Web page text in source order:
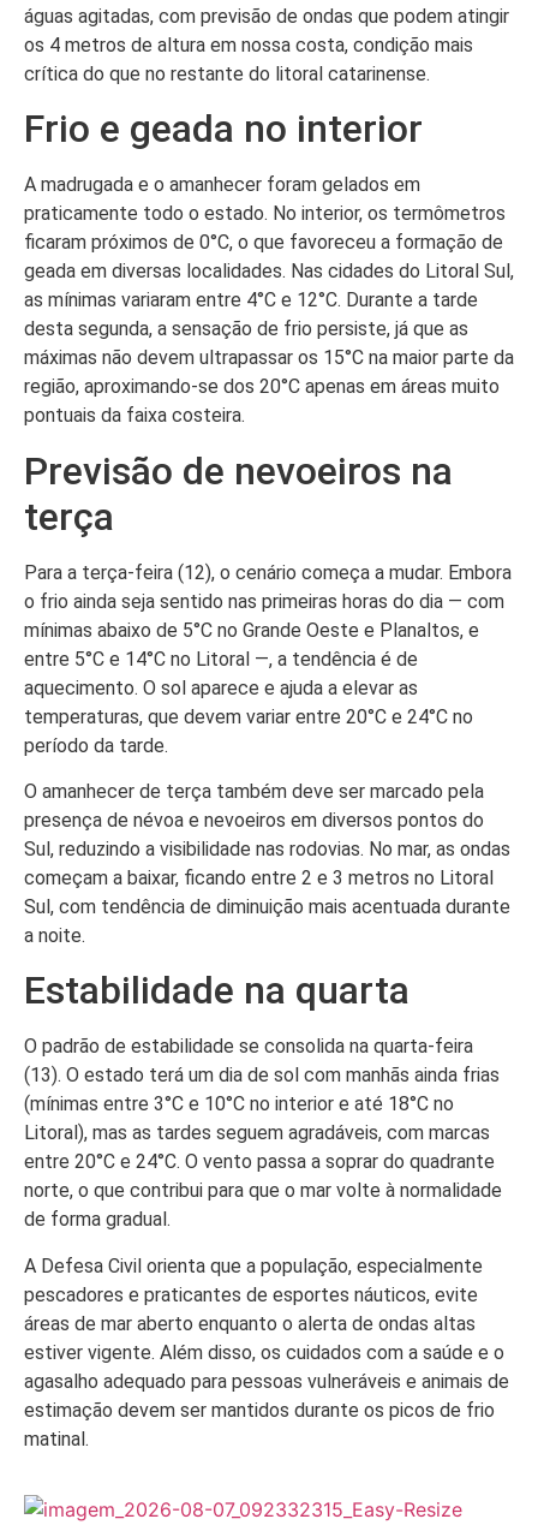
águas agitadas, com previsão de ondas que podem atingir
os 4 metros de altura em nossa costa, condição mais
crítica do que no restante do litoral catarinense.
Frio e geada no interior
A madrugada e o amanhecer foram gelados em
praticamente todo o estado. No interior, os termômetros
ficaram próximos de 0°C, o que favoreceu a formação de
geada em diversas localidades. Nas cidades do Litoral Sul,
as mínimas variaram entre 4°C e 12°C. Durante a tarde
desta segunda, a sensação de frio persiste, já que as
máximas não devem ultrapassar os 15°C na maior parte da
região, aproximando-se dos 20°C apenas em áreas muito
pontuais da faixa costeira.
Previsão de nevoeiros na
terça
Para a terça-feira (12), o cenário começa a mudar. Embora
o frio ainda seja sentido nas primeiras horas do dia — com
mínimas abaixo de 5°C no Grande Oeste e Planaltos, e
entre 5°C e 14°C no Litoral —, a tendência é de
aquecimento. O sol aparece e ajuda a elevar as
temperaturas, que devem variar entre 20°C e 24°C no
período da tarde.
O amanhecer de terça também deve ser marcado pela
presença de névoa e nevoeiros em diversos pontos do
Sul, reduzindo a visibilidade nas rodovias. No mar, as ondas
começam a baixar, ficando entre 2 e 3 metros no Litoral
Sul, com tendência de diminuição mais acentuada durante
a noite.
Estabilidade na quarta
O padrão de estabilidade se consolida na quarta-feira
(13). O estado terá um dia de sol com manhãs ainda frias
(mínimas entre 3°C e 10°C no interior e até 18°C no
Litoral), mas as tardes seguem agradáveis, com marcas
entre 20°C e 24°C. O vento passa a soprar do quadrante
norte, o que contribui para que o mar volte à normalidade
de forma gradual.
A Defesa Civil orienta que a população, especialmente
pescadores e praticantes de esportes náuticos, evite
áreas de mar aberto enquanto o alerta de ondas altas
estiver vigente. Além disso, os cuidados com a saúde e o
agasalho adequado para pessoas vulneráveis e animais de
estimação devem ser mantidos durante os picos de frio
matinal.